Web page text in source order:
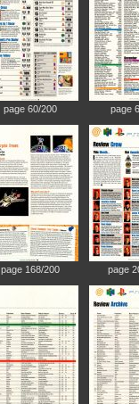
page 60/200 page
page 168/200 page